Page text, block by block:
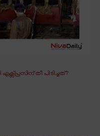
തീ പിടിച്ചത്?